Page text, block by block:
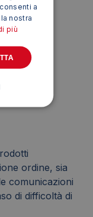
ordine, sia
comunicazioni
di difficoltà di
a
nostra
più